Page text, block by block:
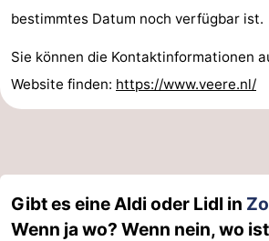
bestimmtes Datum noch verfügbar ist.
Sie können die Kontaktinformationen
Website finden: https://www.veere.nl/
Gibt es eine Aldi oder Lidl in
Wenn ja wo? Wenn nein, wo